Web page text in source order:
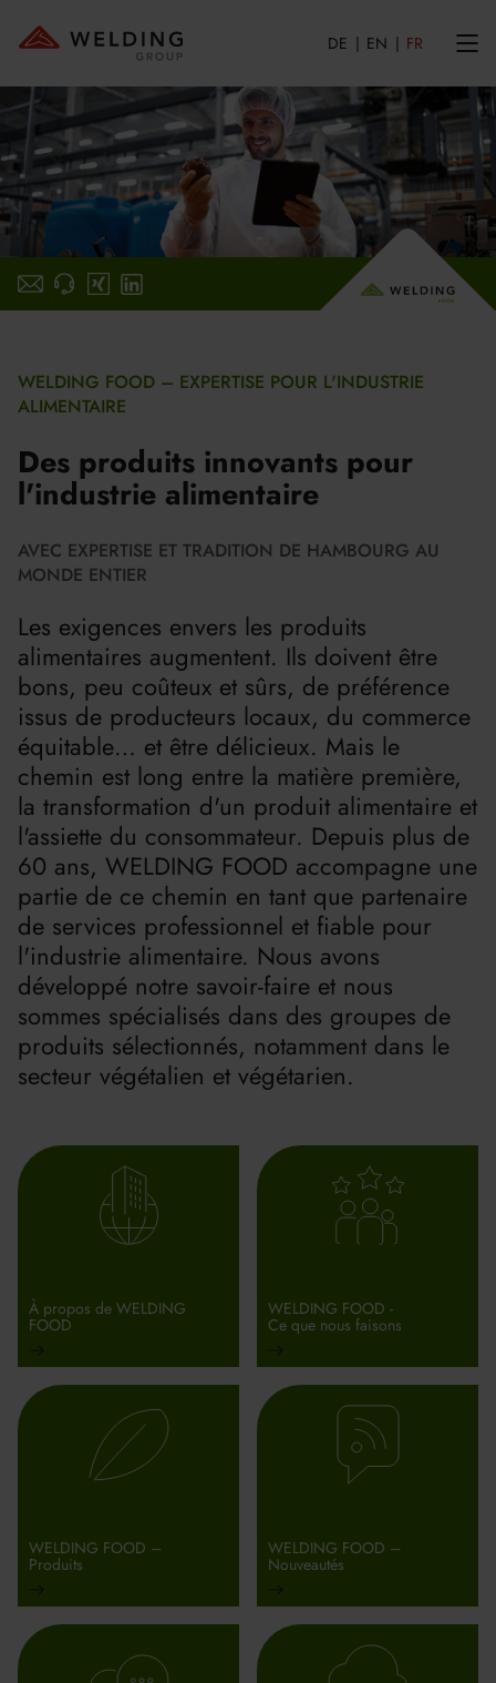
DE EN FR
E-Mail-schreiben
xing linkedin
WELDING FOOD – EXPERTISE POUR L'INDUSTRIE
ALIMENTAIRE
Des produits innovants pour
l'industrie alimentaire
AVEC EXPERTISE ET TRADITION DE HAMBOURG AU
MONDE ENTIER
Les exigences envers les produits
alimentaires augmentent. Ils doivent être
bons, peu coûteux et sûrs, de préférence
issus de producteurs locaux, du commerce
équitable… et être délicieux. Mais le
chemin est long entre la matière première,
la transformation d'un produit alimentaire et
l'assiette du consommateur. Depuis plus de
60 ans, WELDING FOOD accompagne une
partie de ce chemin en tant que partenaire
de services professionnel et fiable pour
l'industrie alimentaire. Nous avons
développé notre savoir-faire et nous
sommes spécialisés dans des groupes de
produits sélectionnés, notamment dans le
secteur végétalien et végétarien.
À propos de WELDING
FOOD
WELDING FOOD -
Ce que nous faisons
WELDING FOOD –
Produits
WELDING FOOD –
Nouveautés